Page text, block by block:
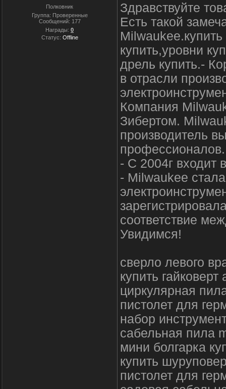
Полковник
Группа: Проверенные
Сообщений: 177
Награды: 0
Статус: Offline
Здравствуйте
Есть такой
купить,уровни
дрель купить.-
в отрасли
Компания
Зибертом.
производитель
профессионалов.
- С 2004г входит
- Milwaukee
соответствие
Увидимся!
сверло левого
купить
циркулярная
пистолет для
набор
сабельная пила
мини болгарка
купить
пистолет для